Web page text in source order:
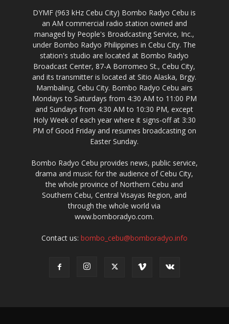
DYMF (963 kHz Cebu City) Bombo Radyo Cebu is
an AM commercial radio station owned and
managed by People's Broadcasting Service, Inc.,
under Bombo Radyo Philippines in Cebu City. The
station's studio are located at Bombo Radyo
Broadcast Center, 87-A Borromeo St., Cebu City,
and its transmitter is located at Sitio Alaska, Brgy.
Mambaling, Cebu City. Bombo Radyo Cebu airs
Mondays to Saturdays from 4:30 AM to 11:00 PM
and Sundays from 4:30 AM to 10:30 PM, except
Holy Week of each year where it signs-off at 3:30
PM of Good Friday and resumes broadcasting on
Easter Sunday.
Bombo Radyo Cebu provides news, public service,
drama and music for the audience of Cebu City,
the whole province of Northern Cebu and
Southern Cebu, Central Visayas Region, and
through the whole world via
www.bomboradyo.com.
Contact us: bombo_cebu@bomboradyo.info